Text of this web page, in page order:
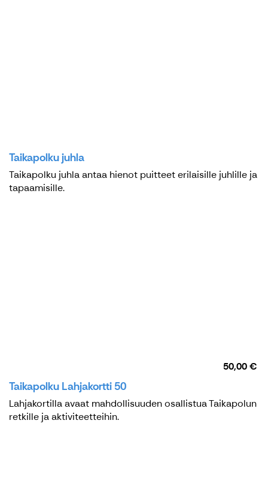
Taikapolku juhla
Taikapolku juhla antaa hienot puitteet erilaisille juhlille ja
tapaamisille.
50,00 €
Taikapolku Lahjakortti 50
Lahjakortilla avaat mahdollisuuden osallistua Taikapolun
retkille ja aktiviteetteihin.